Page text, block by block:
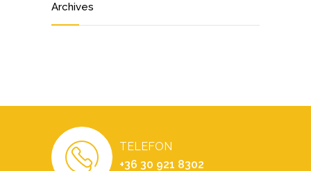
Archives
TELEFON
+36 30 921 8302